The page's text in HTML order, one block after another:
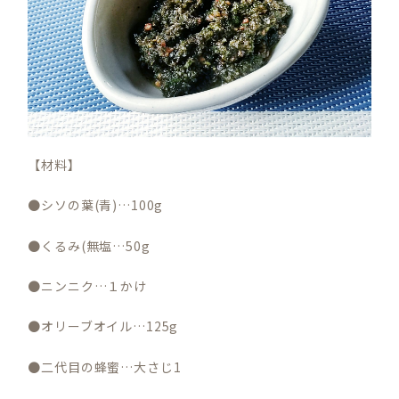
【材料】
●シソの葉(青)…100g
●くるみ(無塩…50g
●ニンニク…１かけ
●オリーブオイル…125g
●二代目の蜂蜜…大さじ1